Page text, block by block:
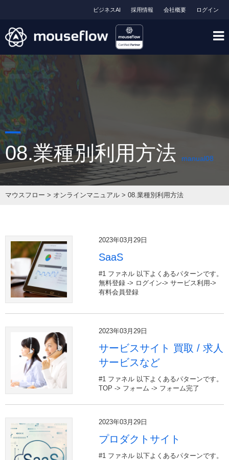
ログイン
会社概要
採用情報
ビジネスAI
08.業種別利用方法 manual08
マウスフロー > オンラインマニュアル > 08.業種別利用方法
2023年03月29日
SaaS
#1 ファネル 以下よくあるパターンです。
無料登録 -> ログイン-> サービス利用->
有料会員登録
2023年03月29日
サービスサイト 買取 / 求人
サービスなど
#1 ファネル 以下よくあるパターンです。
TOP -> フォーム -> フォーム完了
2023年03月29日
プロダクトサイト
#1 ファネル 以下よくあるパターンです。